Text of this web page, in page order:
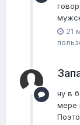
21
ну в
мере